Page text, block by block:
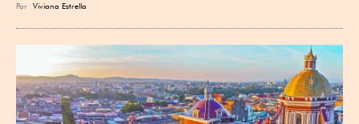
Por Viviana Estrella